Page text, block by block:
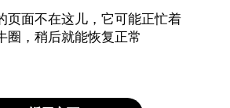
页面不在这儿，它可能正忙着
圈，稍后就能恢复正常